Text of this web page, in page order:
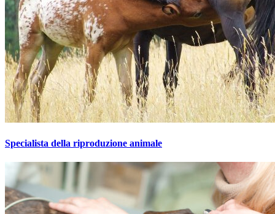
Specialista della riproduzione animale